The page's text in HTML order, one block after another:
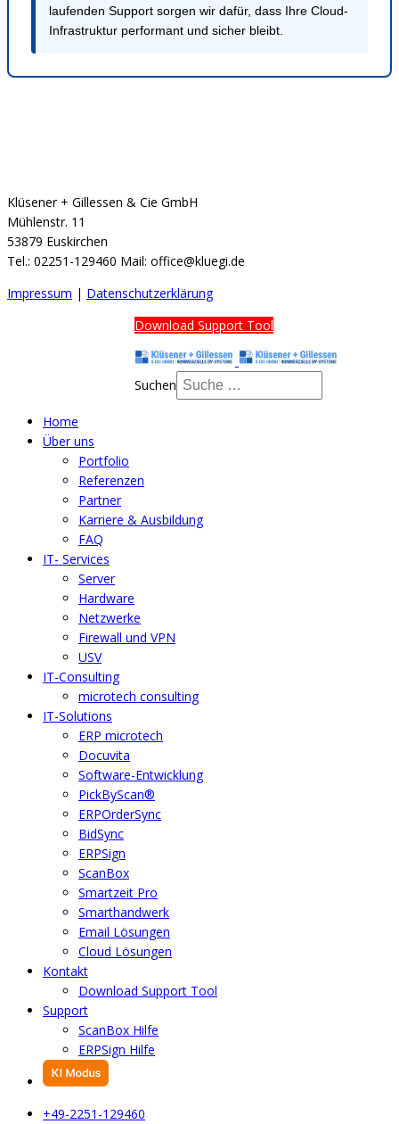
laufenden Support sorgen wir dafür, dass Ihre Cloud-
Infrastruktur performant und sicher bleibt.
Klüsener + Gillessen & Cie GmbH
Mühlenstr. 11
53879 Euskirchen
Tel.: 02251-129460 Mail: office@kluegi.de
Impressum | Datenschutzerklärung
Download Support Tool
Suchen
Home
Über uns
Portfolio
Referenzen
Partner
Karriere & Ausbildung
FAQ
IT- Services
Server
Hardware
Netzwerke
Firewall und VPN
USV
IT-Consulting
microtech consulting
IT-Solutions
ERP microtech
Docuvita
Software-Entwicklung
PickByScan®
ERPOrderSync
BidSync
ERPSign
ScanBox
Smartzeit Pro
Smarthandwerk
Email Lösungen
Cloud Lösungen
Kontakt
Download Support Tool
Support
ScanBox Hilfe
ERPSign Hilfe
+49-2251-129460